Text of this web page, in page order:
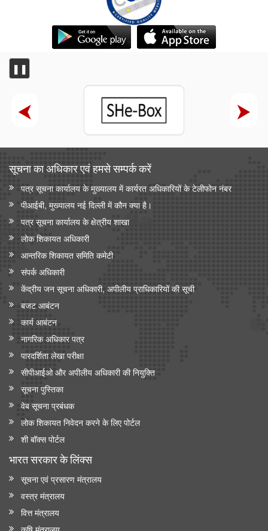
❚❚
सूचना का अधिकार एवं हमसे सम्‍पर्क करें
पत्र सूचना कार्यालय के मुख्यालय में कार्यरत अधिकारियों के टेलीफोन नंबर
पीआईबी, मुख्यालय नई दिल्ली में कौन क्या है।
पत्र सूचना कार्यालय के क्षेत्रीय शाखा
लोक शिकायत अधिकारी
आन्‍तरिक शिकायत समिति कमेटी
संपर्क अधिकारी
केंद्रीय जन सूचना अधिकारी, अपीलीय प्राधिकारियों की सूची
बजट आबंटन
कार्य आबंटन
नागरिक अधिकार पत्र
पारदर्शिता लेखा परीक्षा
सीपीआईओ और अपी‍लीय अधिकारी की नियुक्ति
सूचना पुस्तिका
वेब सूचना प्रबंधक
लोक शिकायत निवेदन करने के लिए पोर्टल
शी बॉक्स पोर्टल
भारत सरकार के लिंक्‍स
सूचना एवं प्रसारण मंत्रालय
वस्त्र मंत्रालय
वित्त मंत्रालय